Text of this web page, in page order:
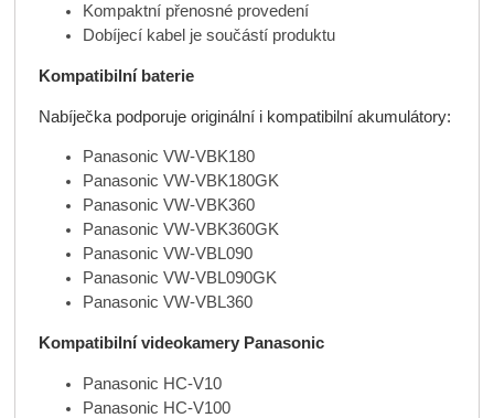
Kompaktní přenosné provedení
Dobíjecí kabel je součástí produktu
Kompatibilní baterie
Nabíječka podporuje originální i kompatibilní akumulátory:
Panasonic VW-VBK180
Panasonic VW-VBK180GK
Panasonic VW-VBK360
Panasonic VW-VBK360GK
Panasonic VW-VBL090
Panasonic VW-VBL090GK
Panasonic VW-VBL360
Kompatibilní videokamery Panasonic
Panasonic HC-V10
Panasonic HC-V100